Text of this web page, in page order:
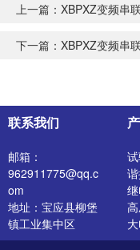
上一篇： XBPXZ变频串
下一篇： XBPXZ变频串
联系我们
邮箱：
962911775@qq.c
om
地址：宝应县柳堡
镇工业集中区